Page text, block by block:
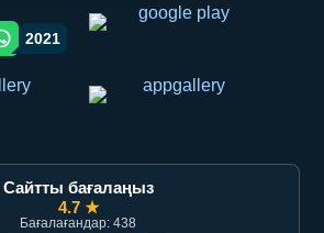
orqali ulashish
WhatsApp orqali ulashish
2021
Сайтты бағалаңыз
4.7 ★
Бағалағандар: 438